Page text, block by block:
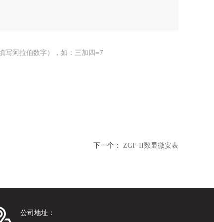
写阿拉伯数字），如：三加四=7
下一个： ZGF-II数显微安表
公司地址：